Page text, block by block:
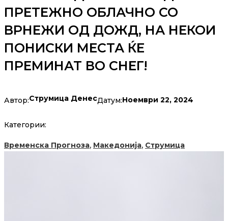
ПРЕТЕЖНО ОБЛАЧНО СО
ВРНЕЖИ ОД ДОЖД, НА НЕКОИ
ПОНИСКИ МЕСТА ЌЕ
ПРЕМИНАТ ВО СНЕГ!
Автор:Струмица ДенесДатум:Ноември 22, 2024
Категории:
Временска Прогноза, Македонија, Струмица